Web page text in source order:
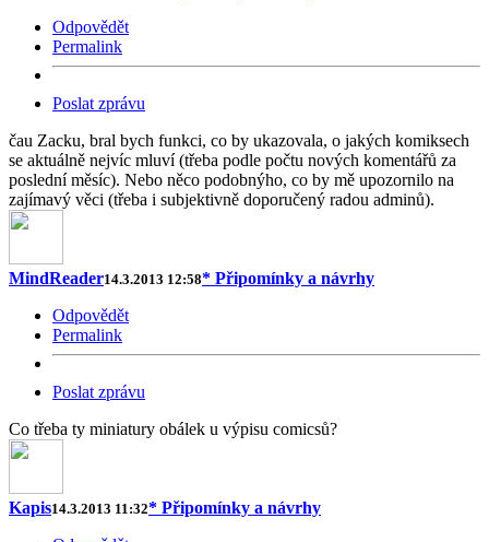
Odpovědět
Permalink
Poslat zprávu
čau Zacku, bral bych funkci, co by ukazovala, o jakých komiksech
se aktuálně nejvíc mluví (třeba podle počtu nových komentářů za
poslední měsíc). Nebo něco podobnýho, co by mě upozornilo na
zajímavý věci (třeba i subjektivně doporučený radou adminů).
MindReader14.3.2013 12:58* Připomínky a návrhy
Odpovědět
Permalink
Poslat zprávu
Co třeba ty miniatury obálek u výpisu comicsů?
Kapis14.3.2013 11:32* Připomínky a návrhy